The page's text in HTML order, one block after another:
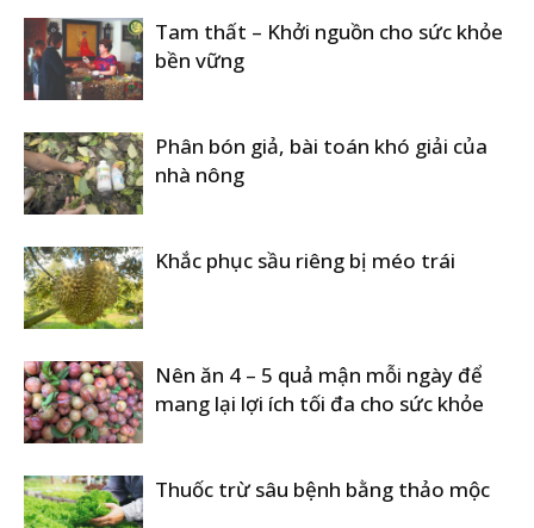
Tam thất – Khởi nguồn cho sức khỏe
bền vững
Phân bón giả, bài toán khó giải của
nhà nông
Khắc phục sầu riêng bị méo trái
Nên ăn 4 – 5 quả mận mỗi ngày để
mang lại lợi ích tối đa cho sức khỏe
Thuốc trừ sâu bệnh bằng thảo mộc